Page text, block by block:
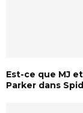
Est-ce que MJ
Parker dans